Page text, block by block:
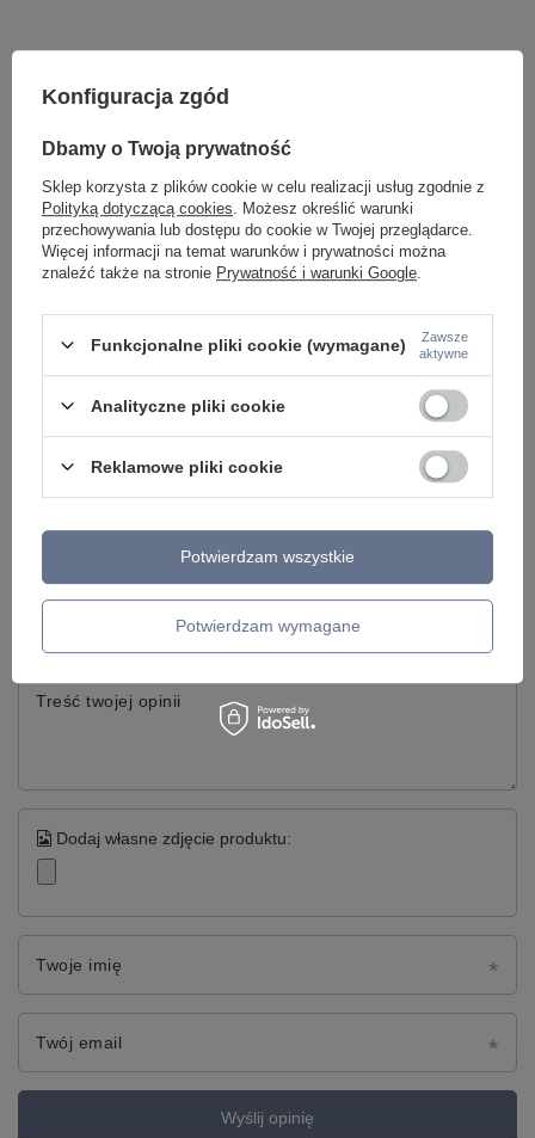
Potrzebujesz pomocy? Masz pytania lub
chcesz lepszą cenę?
szybko i przygotujemy indywidualną ofertę
Napisz do nas
Model znajdziesz w kategoriach
Napisz swoją opinię
Twoja ocena:
5/5
Treść twojej opinii
Dodaj własne zdjęcie produktu:
Twoje imię
Twój email
Wyślij opinię
Konfiguracja zgód
Dbamy o Twoją prywatność
Sklep korzysta z plików cookie w celu realizacji usług zgodnie z
Polityką dotyczącą cookies . Możesz określić warunki
przechowywania lub dostępu do cookie w Twojej przeglądarce.
Więcej informacji na temat warunków i prywatności można
znaleźć także na stronie Prywatność i warunki Google
Funkcjonalne pliki cookie (wymagane)
Zawsze
aktywne
Analityczne pliki cookie
Reklamowe pliki cookie
Potwierdzam wymagane
Potwierdzam wszystkie